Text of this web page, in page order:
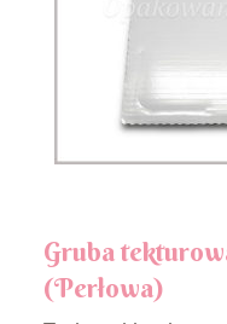
Gruba
(Perłowa)